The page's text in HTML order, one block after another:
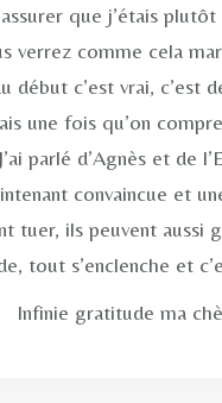
que j’étais
verrez comme cela
début c’est vrai, c’est
une fois qu’on
parlé d’Agnès et de
convaincue et
tuer, ils peuvent aussi
tout s’enclenche et
Infinie gratitude ma